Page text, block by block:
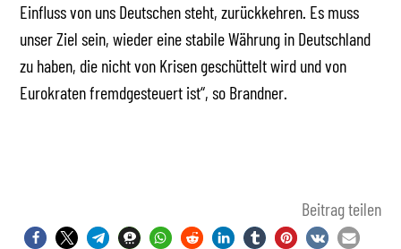
Einfluss von uns Deutschen steht, zurückkehren. Es muss
unser Ziel sein, wieder eine stabile Währung in Deutschland
zu haben, die nicht von Krisen geschüttelt wird und von
Eurokraten fremdgesteuert ist“, so Brandner.
Beitrag teilen